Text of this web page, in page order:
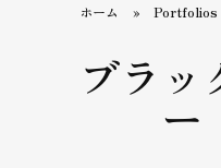
ホーム » Portfolios
ブラ